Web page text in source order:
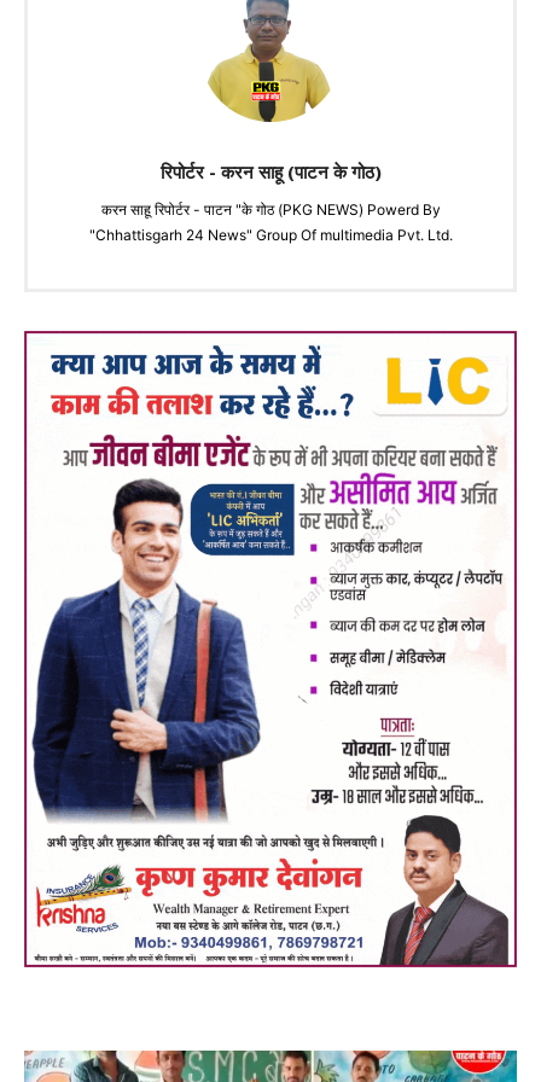
रिपोर्टर - करन साहू (पाटन के गोठ)
करन साहू रिपोर्टर - पाटन "के गोठ (PKG NEWS) Powerd By
"Chhattisgarh 24 News" Group Of multimedia Pvt. Ltd.